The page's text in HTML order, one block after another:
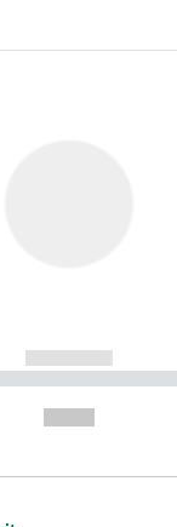
------------
-----------